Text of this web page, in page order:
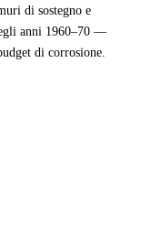
di sostegno e
anni 1960–70 —
di corrosione.